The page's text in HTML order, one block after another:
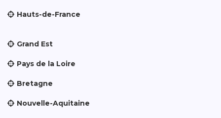
Hauts-de-France
Grand Est
Pays de la Loire
Bretagne
Nouvelle-Aquitaine